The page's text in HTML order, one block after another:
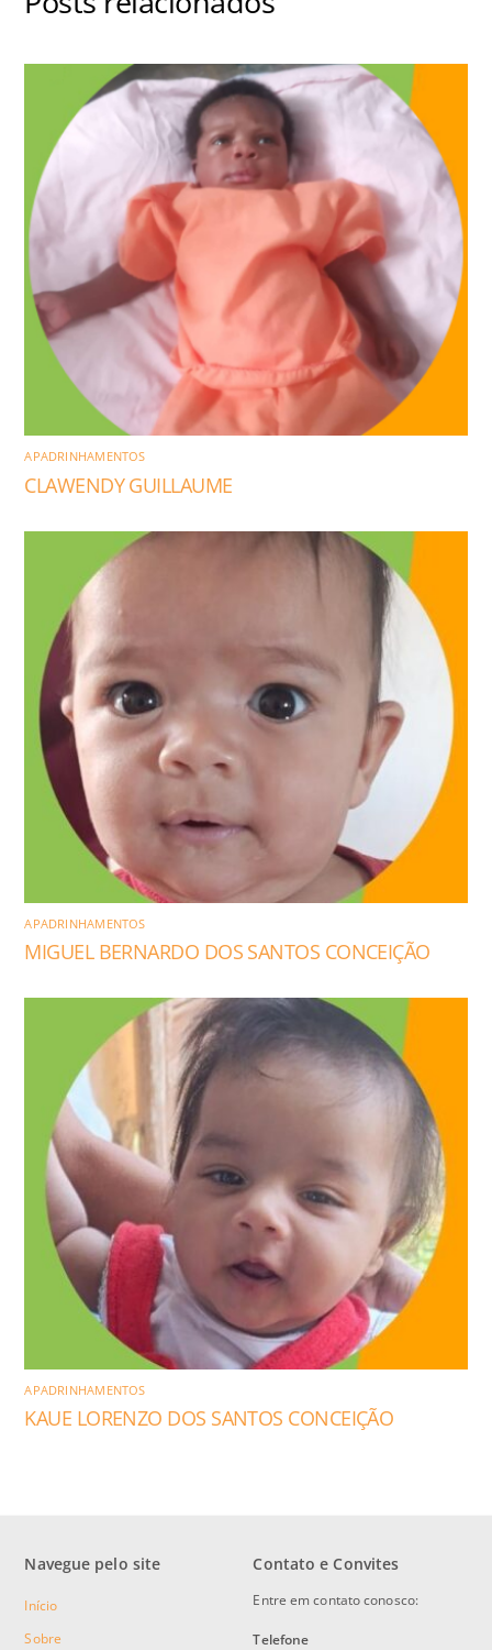
APADRINHAMENTOS
CLAWENDY GUILLAUME
APADRINHAMENTOS
MIGUEL BERNARDO DOS SANTOS CONCEIÇÃO
APADRINHAMENTOS
KAUE LORENZO DOS SANTOS CONCEIÇÃO
Navegue pelo site
Início
Sobre
Contato e Convites
Entre em contato conosco:
Telefone